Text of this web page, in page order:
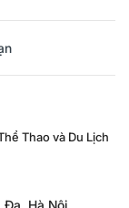
Thao và Du Lịch
Hà Nội.